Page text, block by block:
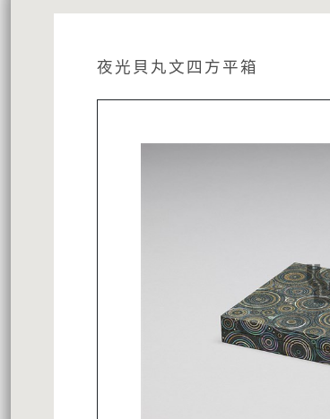
夜光貝丸文四方平箱